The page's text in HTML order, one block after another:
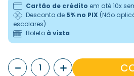
Cartão de crédito em até 10x
Desconto de 5% no PIX (Não
escolares)
Boleto à vista
＋
－